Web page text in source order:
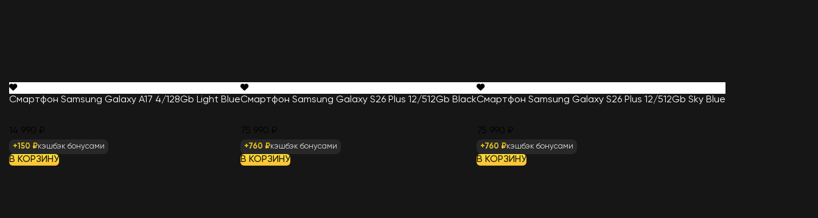
Смартфон Samsung Galaxy A17 4/128Gb Light Blue
+150 ₽кэшбэк бонусами
В КОРЗИНУ
Смартфон Samsung Galaxy S26 Plus 12/512Gb Black
+760 ₽кэшбэк бонусами
В КОРЗИНУ
Смартфон Samsung Galaxy S26 Plus 12/512Gb Sky Blue
+760 ₽кэшбэк бонусами
В КОРЗИНУ